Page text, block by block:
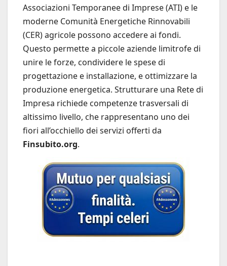
Associazioni Temporanee di Imprese (ATI) e le
moderne Comunità Energetiche Rinnovabili
(CER) agricole possono accedere ai fondi.
Questo permette a piccole aziende limitrofe di
unire le forze, condividere le spese di
progettazione e installazione, e ottimizzare la
produzione energetica. Strutturare una Rete di
Impresa richiede competenze trasversali di
altissimo livello, che rappresentano uno dei
fiori all’occhiello dei servizi offerti da
Finsubito.org.